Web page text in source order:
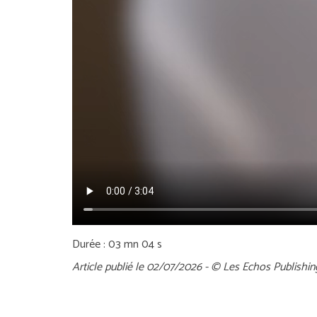
Durée : 03 mn 04 s
Article publié le 02/07/2026 - © Les Echos